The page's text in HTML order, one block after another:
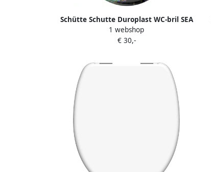
Schütte Schutte Duroplast WC-bril SEA
LIFE met soft-close en quick-release
82372
1 webshop
€ 30,-